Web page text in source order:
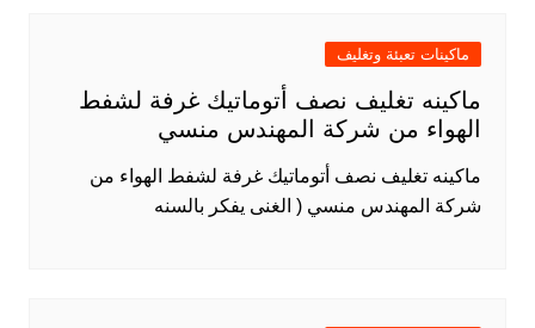
ماكينات تعبئة وتغليف
ماكينه تغليف نصف أتوماتيك غرفة لشفط
الهواء من شركة المهندس منسي
ماكينه تغليف نصف أتوماتيك غرفة لشفط الهواء من
شركة المهندس منسي ( الغنى يفكر بالسنه